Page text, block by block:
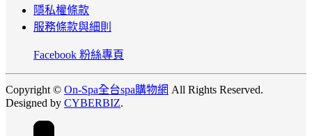
隱私權條款
服務條款與細則
Facebook 粉絲專頁
Copyright © On-Spa全台spa購物網 All Rights Reserved.
Designed by CYBERBIZ.